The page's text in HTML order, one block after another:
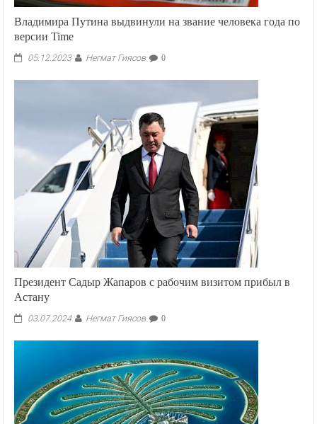
Владимира Путина выдвинули на звание человека года по
версии Time
05.12.2023 Негмат Гиясов 0
Президент Садыр Жапаров с рабочим визитом прибыл в
Астану
03.07.2024 Негмат Гиясов 0